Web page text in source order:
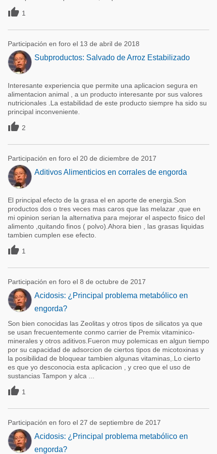
 1
Participación en foro el 13 de abril de 2018
Subproductos: Salvado de Arroz Estabilizado
Interesante experiencia que permite una aplicacion segura en
alimentacion animal , a un producto interesante por sus valores
nutricionales .La estabilidad de este producto siempre ha sido su
principal inconveniente.
 2
Participación en foro el 20 de diciembre de 2017
Aditivos Alimenticios en corrales de engorda
El principal efecto de la grasa el en aporte de energia.Son
productos dos o tres veces mas caros que las melazar ,que en
mi opinion serian la alternativa para mejorar el aspecto fisico del
alimento ,quitando finos ( polvo).Ahora bien , las grasas liquidas
tambien cumplen ese efecto.
 1
Participación en foro el 8 de octubre de 2017
Acidosis: ¿Principal problema metabólico en
engorda?
Son bien conocidas las Zeolitas y otros tipos de silicatos ya que
se usan frecuentemente conmo carrier de Premix vitaminico-
minerales y otros aditivos.Fueron muy polemicas en algun tiempo
por su capacidad de adsorcion de ciertos tipos de micotoxinas y
la posibilidad de bloquear tambien algunas vitaminas,.Lo cierto
es que yo desconocia esta aplicacion , y creo que el uso de
sustancias Tampon y alca ...
 1
Participación en foro el 27 de septiembre de 2017
Acidosis: ¿Principal problema metabólico en
engorda?